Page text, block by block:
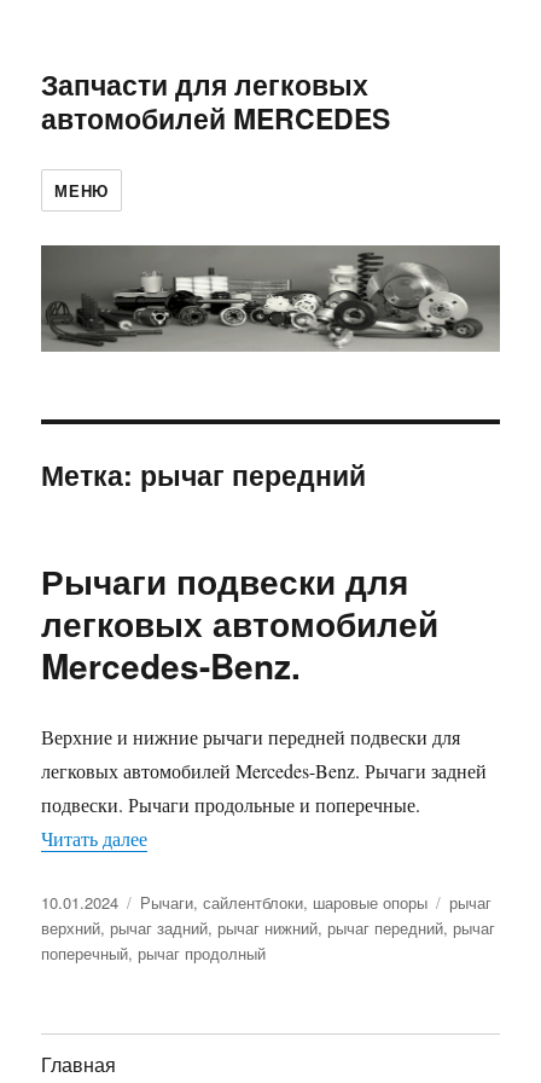
Запчасти для легковых
автомобилей MERCEDES
МЕНЮ
Метка: рычаг передний
Рычаги подвески для
легковых автомобилей
Mercedes-Benz.
Верхние и нижние рычаги передней подвески для
легковых автомобилей Mercedes-Benz. Рычаги задней
подвески. Рычаги продольные и поперечные.
Читать далее«Рычаги подвески для легковых автомобилей
Опубликовано
10.01.2024 Рубрики
Рычаги, сайлентблоки, шаровые опоры Метки
рычаг
верхний, рычаг задний, рычаг нижний, рычаг передний, рычаг
поперечный, рычаг продолный
Главная